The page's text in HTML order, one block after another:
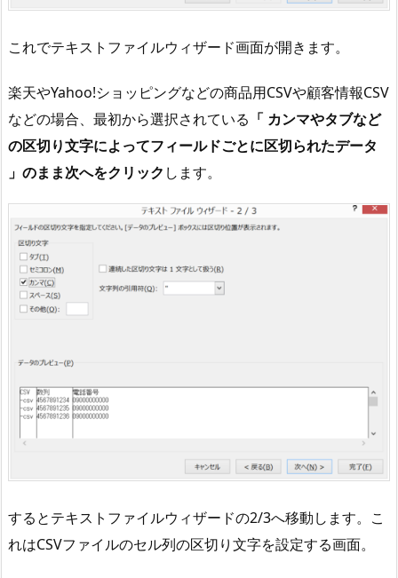
は
S
V
は
な
く
T
S
V
4
S
V
フ
ァ
ル
の
セ
これでテキストファイルウィザード画面が開きます。
楽天やYahoo!ショッピングなどの商品用CSVや顧客情報CSV
などの場合、最初から選択されている 「 カンマやタブなど
の区切り文字によってフィールドごとに区切られたデータ
」のまま次へをクリック します。
するとテキストファイルウィザードの2/3へ移動します。こ
れはCSVファイルのセル列の区切り文字を設定する画面。